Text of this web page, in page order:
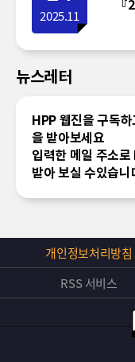
2025.11
뉴스레터
HPP 웹진을 구독
을 받아보세요
입력한 메일 주소
받아 보실 수있습니
개인정보처리방침
RSS 서비스